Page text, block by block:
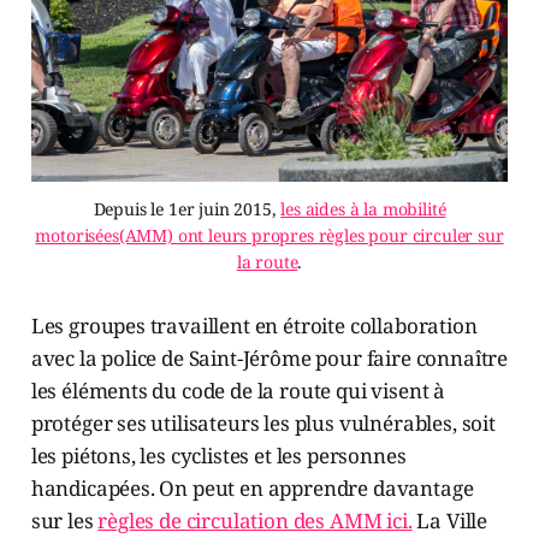
Depuis le 1er juin 2015,les aides à la mobilité
motorisées(AMM) ont leurs propres règles pour circuler sur
la route.
Les groupes travaillent en étroite collaboration
avec la police de Saint-Jérôme pour faire connaître
les éléments du code de la route qui visent à
protéger ses utilisateurs les plus vulnérables, soit
les piétons, les cyclistes et les personnes
handicapées. On peut en apprendre davantage
sur lesrègles de circulation des AMM ici.La Ville